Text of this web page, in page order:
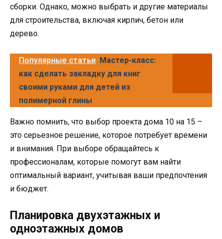
сборки. Однако, можно выбрать и другие материалы
для строительства, включая кирпич, бетон или
дерево.
Популярные статьи Мастер-класс:
как сделать закладку для книг
своими руками для детей из
полимерной глины
Важно помнить, что выбор проекта дома 10 на 15 –
это серьезное решение, которое потребует времени
и внимания. При выборе обращайтесь к
профессионалам, которые помогут вам найти
оптимальный вариант, учитывая ваши предпочтения
и бюджет.
Планировка двухэтажных и
одноэтажных домов